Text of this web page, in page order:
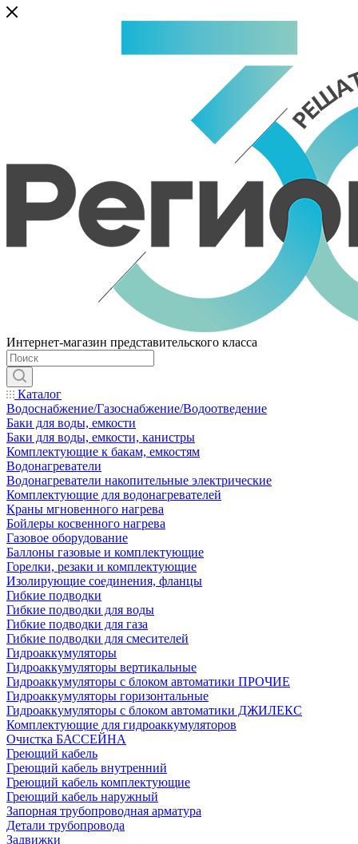
Интернет-магазин представительского класса
Каталог
Водоснабжение/Газоснабжение/Водоотведение
Баки для воды, емкости
Баки для воды, емкости, канистры
Комплектующие к бакам, емкостям
Водонагреватели
Водонагреватели накопительные электрические
Комплектующие для водонагревателей
Краны мгновенного нагрева
Бойлеры косвенного нагрева
Газовое оборудование
Баллоны газовые и комплектующие
Горелки, резаки и комплектующие
Изолирующие соединения, фланцы
Гибкие подводки
Гибкие подводки для воды
Гибкие подводки для газа
Гибкие подводки для смесителей
Гидроаккумуляторы
Гидроаккумуляторы вертикальные
Гидроаккумуляторы с блоком автоматики ПРОЧИЕ
Гидроаккумуляторы горизонтальные
Гидроаккумуляторы с блоком автоматики ДЖИЛЕКС
Комплектующие для гидроаккумуляторов
Очистка БАССЕЙНА
Греющий кабель
Греющий кабель внутренний
Греющий кабель комплектующие
Греющий кабель наружный
Запорная трубопроводная арматура
Детали трубопровода
Задвижки